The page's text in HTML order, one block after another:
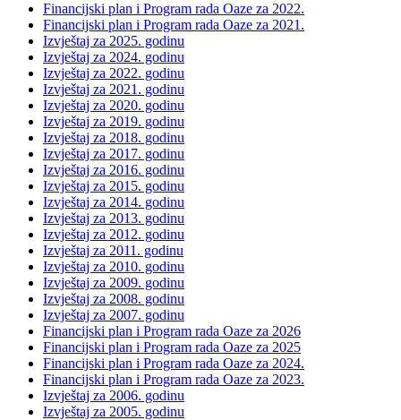
Financijski plan i Program rada Oaze za 2022.
Financijski plan i Program rada Oaze za 2021.
Izvještaj za 2025. godinu
Izvještaj za 2024. godinu
Izvještaj za 2022. godinu
Izvještaj za 2021. godinu
Izvještaj za 2020. godinu
Izvještaj za 2019. godinu
Izvještaj za 2018. godinu
Izvještaj za 2017. godinu
Izvještaj za 2016. godinu
Izvještaj za 2015. godinu
Izvještaj za 2014. godinu
Izvještaj za 2013. godinu
Izvještaj za 2012. godinu
Izvještaj za 2011. godinu
Izvještaj za 2010. godinu
Izvještaj za 2009. godinu
Izvještaj za 2008. godinu
Izvještaj za 2007. godinu
Financijski plan i Program rada Oaze za 2026
Financijski plan i Program rada Oaze za 2025
Financijski plan i Program rada Oaze za 2024.
Financijski plan i Program rada Oaze za 2023.
Izvještaj za 2006. godinu
Izvještaj za 2005. godinu